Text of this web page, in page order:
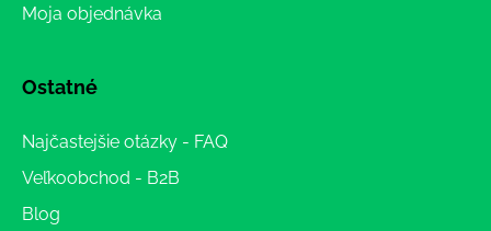
Moja objednávka
Ostatné
Najčastejšie otázky - FAQ
Veľkoobchod - B2B
Blog